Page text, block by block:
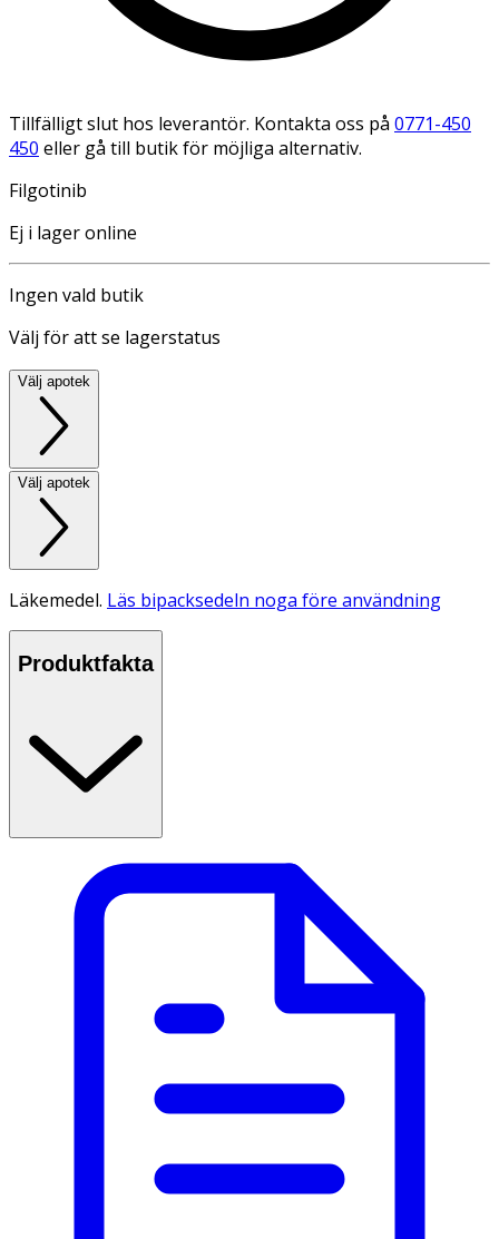
Tillfälligt slut hos leverantör. Kontakta oss på 0771-450
450 eller gå till butik för möjliga alternativ.
Filgotinib
Ej i lager online
Ingen vald butik
Välj för att se lagerstatus
Välj apotek
Välj apotek
Läkemedel. Läs bipacksedeln noga före användning
Produktfakta